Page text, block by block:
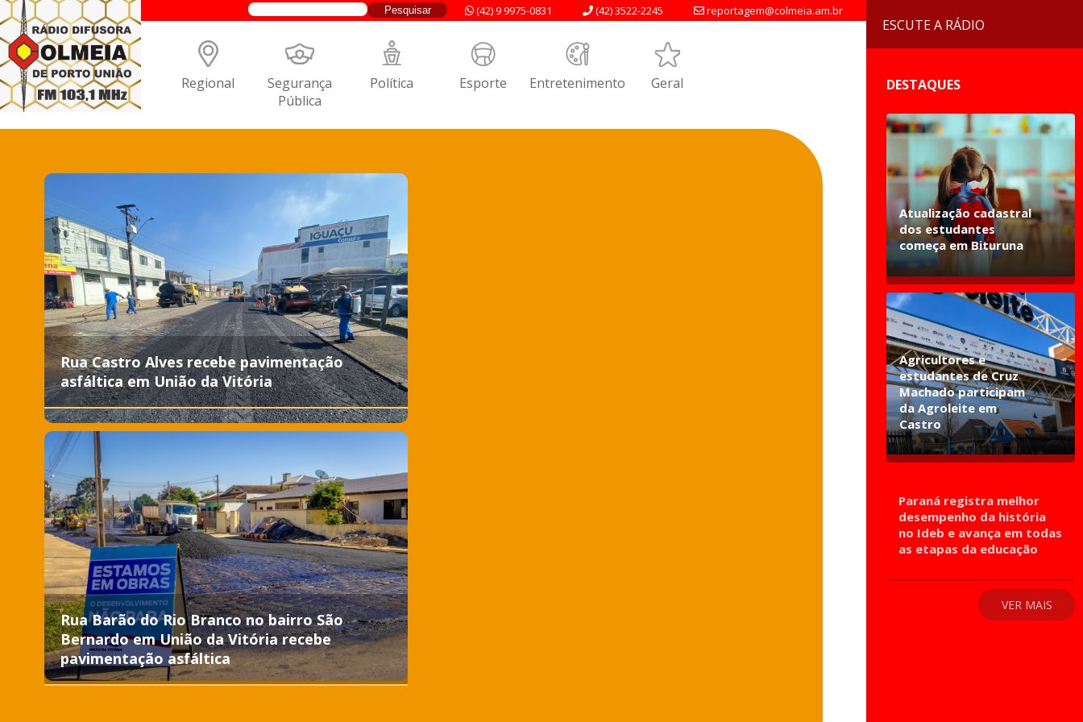
reportagem@colmeia.am.br
(42) 3522-2245
(42) 9 9975-0831
Regional Segurança
Pública
Política Esporte Entretenimento Geral
Rua Castro Alves recebe pavimentação
asfáltica em União da Vitória
Rua Barão do Rio Branco no bairro São
Bernardo em União da Vitória recebe
pavimentação asfáltica
ESCUTE A RÁDIO
DESTAQUES
Atualização cadastral
dos estudantes
começa em Bituruna
Agricultores e
estudantes de Cruz
Machado participam
da Agroleite em
Castro
Paraná registra melhor
desempenho da história
no Ideb e avança em todas
as etapas da educação
VER MAIS